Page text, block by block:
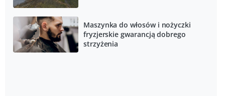
Maszynka do włosów i nożyczki
fryzjerskie gwarancją dobrego
strzyżenia